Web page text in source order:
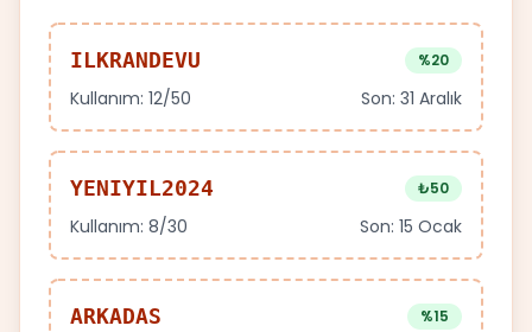
ILKRANDEVU %20
Kullanım: 12/50 Son: 31 Aralık
YENIYIL2024 ₺50
Kullanım: 8/30 Son: 15 Ocak
ARKADAS %15